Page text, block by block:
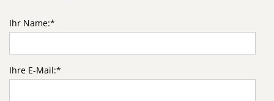
Ihr Name:*
Ihre E-Mail:*